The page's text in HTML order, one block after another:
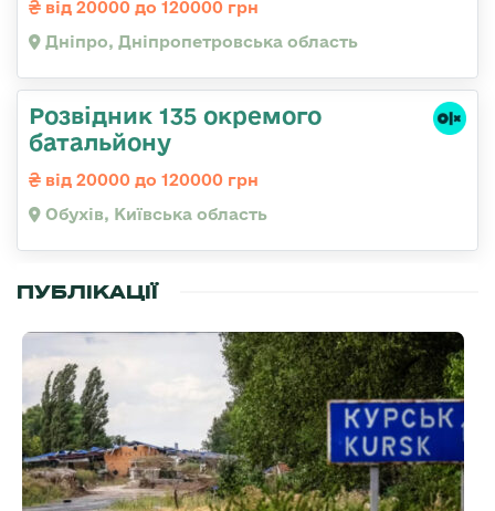
від 20000 до 120000 грн
Дніпро, Дніпропетровська область
Розвідник 135 окремого
батальйону
від 20000 до 120000 грн
Обухів, Київська область
ПУБЛІКАЦІЇ